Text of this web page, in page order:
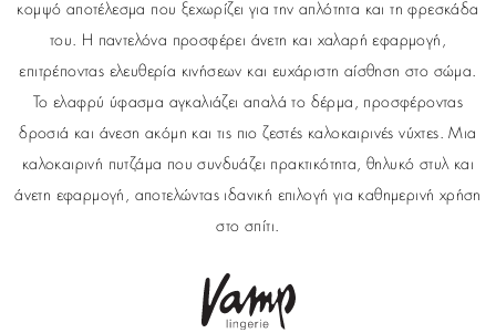
κομψό αποτέλεσμα που ξεχωρίζει για την απλότητα και τη φρεσκάδα
του. Η παντελόνα προσφέρει άνετη και χαλαρή εφαρμογή,
επιτρέποντας ελευθερία κινήσεων και ευχάριστη αίσθηση στο σώμα.
Το ελαφρύ ύφασμα αγκαλιάζει απαλά το δέρμα, προσφέροντας
δροσιά και άνεση ακόμη και τις πιο ζεστές καλοκαιρινές νύχτες. Μια
καλοκαιρινή πυτζάμα που συνδυάζει πρακτικότητα, θηλυκό στυλ και
άνετη εφαρμογή, αποτελώντας ιδανική επιλογή για καθημερινή χρήση
στο σπίτι.